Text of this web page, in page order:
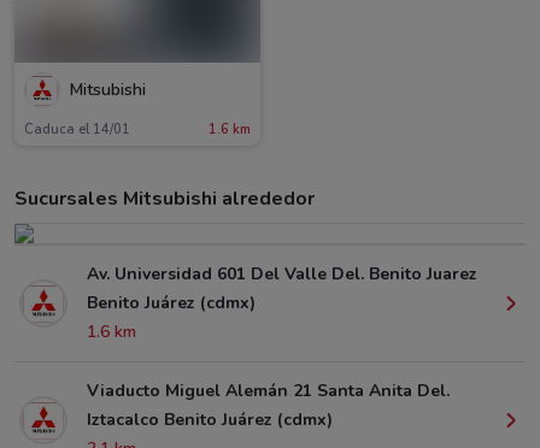
Mitsubishi
Caduca el 14/01 1.6 km
Sucursales Mitsubishi alrededor
Av. Universidad 601 Del Valle Del. Benito Juarez
Benito Juárez (cdmx)
1.6 km
Viaducto Miguel Alemán 21 Santa Anita Del.
Iztacalco Benito Juárez (cdmx)